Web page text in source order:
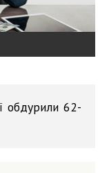
обдурили 62-